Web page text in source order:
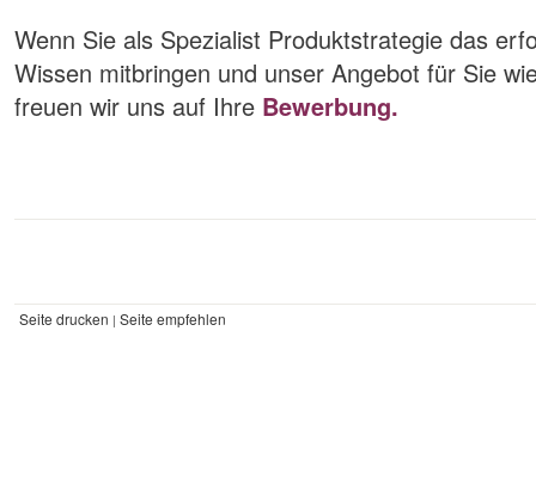
Wenn Sie als Spezialist Produktstrategie das
Wissen mitbringen und unser Angebot für Sie
freuen wir uns auf Ihre Bewerbung.
Seite drucken | Seite empfehlen